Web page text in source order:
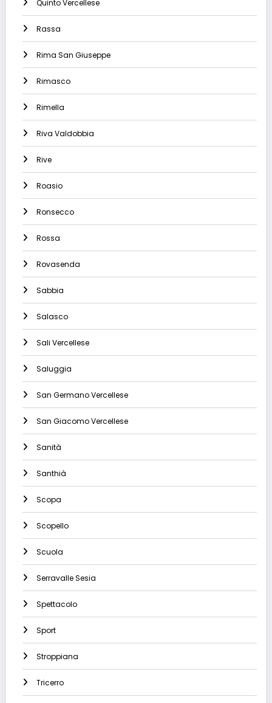
Quinto Vercellese
Rassa
Rima San Giuseppe
Rimasco
Rimella
Riva Valdobbia
Rive
Roasio
Ronsecco
Rossa
Rovasenda
Sabbia
Salasco
Sali Vercellese
Saluggia
San Germano Vercellese
San Giacomo Vercellese
Sanità
Santhià
Scopa
Scopello
Scuola
Serravalle Sesia
Spettacolo
Sport
Stroppiana
Tricerro